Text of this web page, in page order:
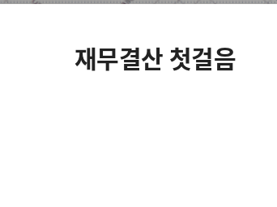
재무결산 첫걸음